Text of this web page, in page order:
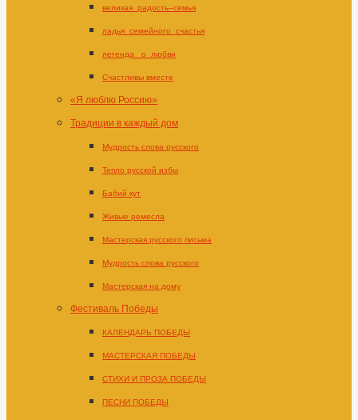
великая_радость–семья
ладья_семейного_счастья
легенда _о_любви
Счастливы вместе
«Я люблю Россию»
Традиции в каждый дом
Мудрость слова русского
Тепло русской избы
Бабий кут
Живые ремесла
Мастерская русского письма
Мудрость слова русского
Мастерская на дому
Фестиваль Победы
КАЛЕНДАРЬ ПОБЕДЫ
МАСТЕРСКАЯ ПОБЕДЫ
СТИХИ И ПРОЗА ПОБЕДЫ
ПЕСНИ ПОБЕДЫ